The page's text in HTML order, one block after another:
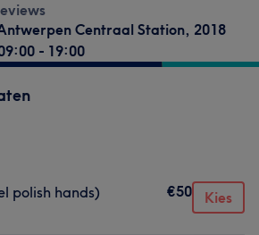
Centraal Station, 2018
- 19:00
polish hands)
€50 Kies